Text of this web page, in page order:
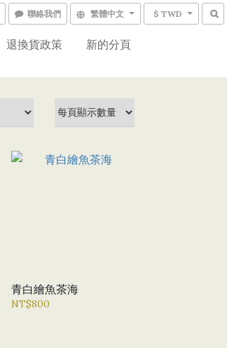
聯絡我們 繁體中文 $ TWD
退換貨政策 新的分頁
青白繪魚茶海
NT$800